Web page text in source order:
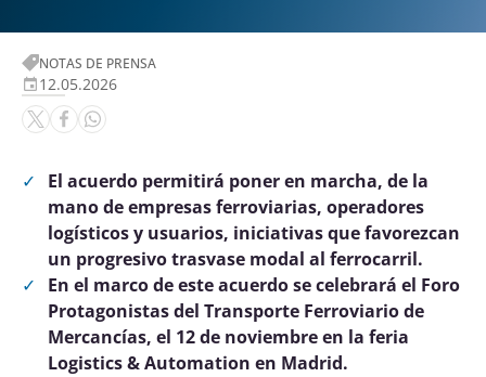
NOTAS DE PRENSA
12.05.2026
El acuerdo permitirá poner en marcha, de la
mano de empresas ferroviarias, operadores
logísticos y usuarios, iniciativas que favorezcan
un progresivo trasvase modal al ferrocarril.
En el marco de este acuerdo se celebrará el Foro
Protagonistas del Transporte Ferroviario de
Mercancías, el 12 de noviembre en la feria
Logistics & Automation en Madrid.